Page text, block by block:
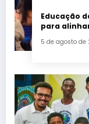
Educação
para
5 de agosto de